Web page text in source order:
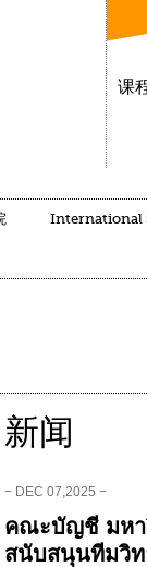
课
International
新闻
− DEC 07,2025 −
คณะบัญชี มหา
สนับสนุนทีมวิท